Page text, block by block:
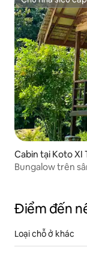
Chủ nhà siêu cấp
Cabin tại Koto XI
Bungalow trên
Điểm đến
Loại chỗ ở khác